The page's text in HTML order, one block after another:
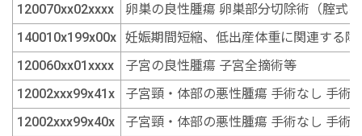
120070xx02xxxx
卵巣の良性腫瘍 卵巣部分切除術（腟式
140010x199x00x 妊娠期間短縮、低出産体重に関連する
120060xx01xxxx
子宮の良性腫瘍 子宮全摘術等
12002xxx99x41x
子宮頸・体部の悪性腫瘍 手術なし 手術
12002xxx99x40x
子宮頸・体部の悪性腫瘍 手術なし 手術